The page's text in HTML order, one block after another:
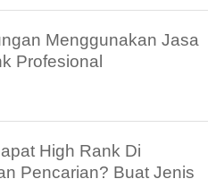
Menggunakan Jasa
Profesional
High Rank Di
Pencarian? Buat Jenis